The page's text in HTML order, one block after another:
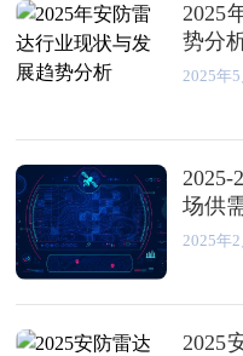
2025
势分
2025年5
场供
2025年2
2025